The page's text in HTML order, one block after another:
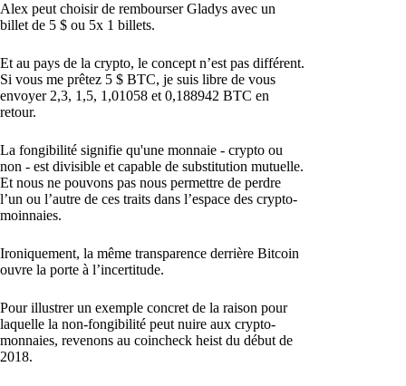
Alex peut choisir de rembourser Gladys avec un
billet de 5 $ ou 5x 1 billets.
Et au pays de la crypto, le concept n’est pas différent.
Si vous me prêtez 5 $ BTC, je suis libre de vous
envoyer 2,3, 1,5, 1,01058 et 0,188942 BTC en
retour.
La fongibilité signifie qu'une monnaie - crypto ou
non - est divisible et capable de substitution mutuelle.
Et nous ne pouvons pas nous permettre de perdre
l’un ou l’autre de ces traits dans l’espace des crypto-
moinnaies.
Ironiquement, la même transparence derrière Bitcoin
ouvre la porte à l’incertitude.
Pour illustrer un exemple concret de la raison pour
laquelle la non-fongibilité peut nuire aux crypto-
monnaies, revenons au coincheck heist du début de
2018.